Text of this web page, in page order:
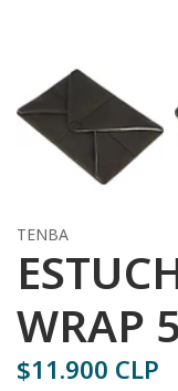
TENBA
WRAP
$11.900 CLP